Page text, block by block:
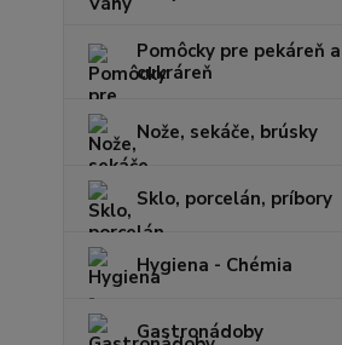
Pomôcky pre pekáreň a
cukráreň
Nože, sekáče, brúsky
Sklo, porcelán, príbory
Hygiena - Chémia
Gastronádoby